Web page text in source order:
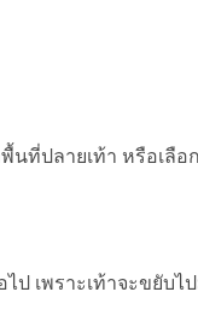
ที่ปลายเท้า หรือเลือ
ป เพราะเท้าจะขยับไ